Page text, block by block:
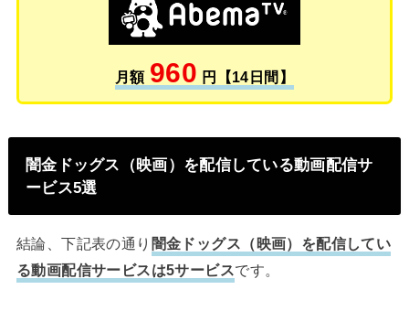
月額 960 円【14日間】
闇金ドッグス（映画）を配信している動画配信サ
ービス5選
結論、下記表の通り 闇金ドッグス（映画）を配信してい
る動画配信サービスは5サービスです。